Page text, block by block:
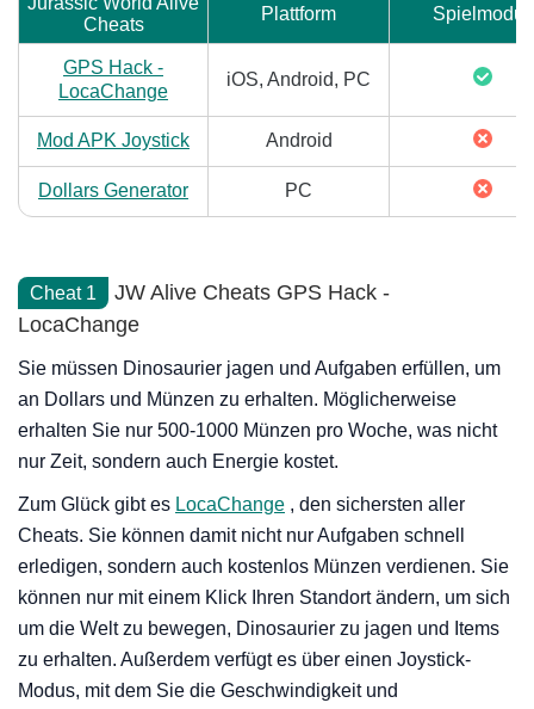
Cheats
Plattform Spielmodus
GPS Hack -
LocaChange
iOS, Android, PC
Mod APK Joystick Android
Dollars Generator PC
Cheat 1
JW Alive Cheats GPS Hack -
LocaChange
Sie müssen Dinosaurier jagen und Aufgaben erfüllen, um
an Dollars und Münzen zu erhalten. Möglicherweise
erhalten Sie nur 500-1000 Münzen pro Woche, was nicht
nur Zeit, sondern auch Energie kostet.
Zum Glück gibt es LocaChange , den sichersten aller
Cheats. Sie können damit nicht nur Aufgaben schnell
erledigen, sondern auch kostenlos Münzen verdienen. Sie
können nur mit einem Klick Ihren Standort ändern, um sich
um die Welt zu bewegen, Dinosaurier zu jagen und Items
zu erhalten. Außerdem verfügt es über einen Joystick-
Modus, mit dem Sie die Geschwindigkeit und